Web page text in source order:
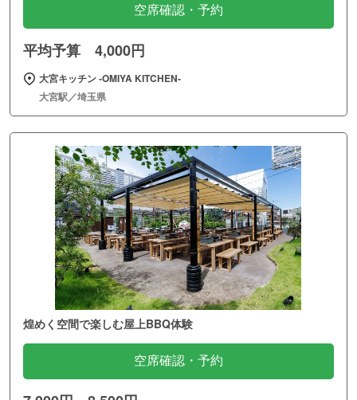
空席確認・予約
平均予算 4,000円
大宮キッチン ‐OMIYA KITCHEN‐
大宮駅／埼玉県
煌めく空間で楽しむ屋上BBQ体験
空席確認・予約